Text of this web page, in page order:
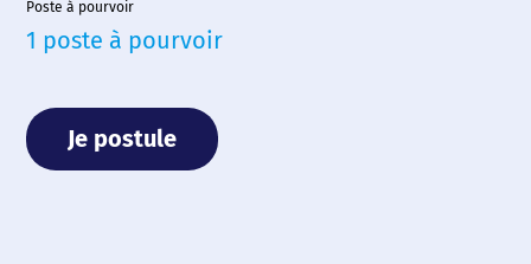
Poste à pourvoir
1 poste à pourvoir
Je postule